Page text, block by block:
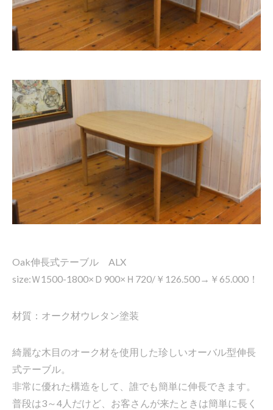
Oak伸長式テーブル ALX
size:Ｗ1500-1800×Ｄ900×Ｈ720/￥126.500→￥65.000！
材質：オーク材ウレタン塗装
綺麗な木目のオーク材を使用した珍しいオーバル型伸長
式テーブル。
非常に優れた構造をして、誰でも簡単に伸長できます。
普段は3～4人だけど、お客さんが来たときは簡単に長く